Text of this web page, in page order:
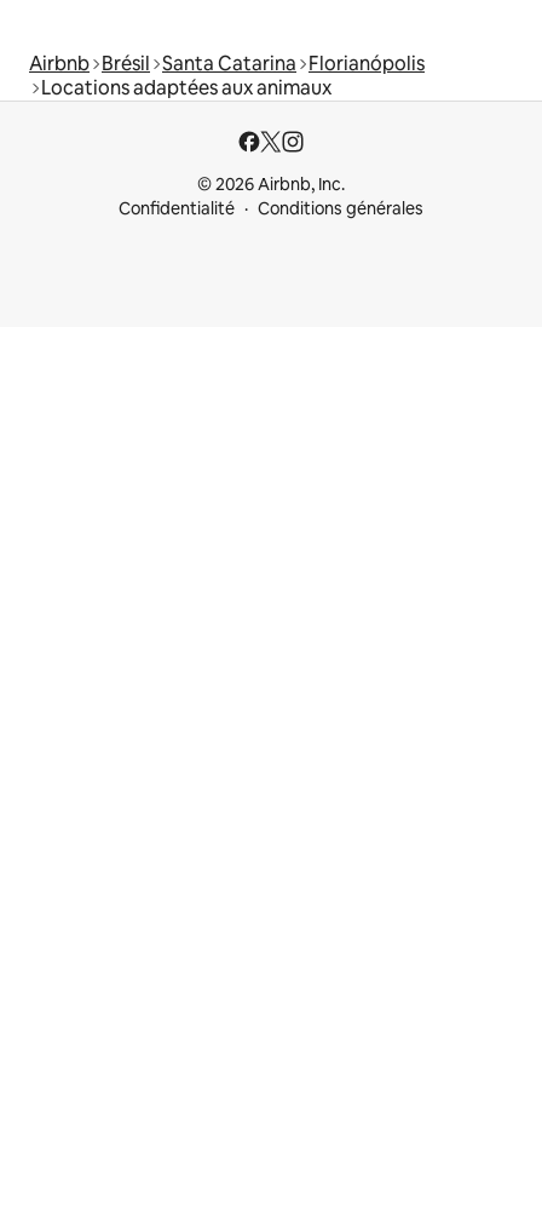
Airbnb Brésil Santa Catarina Florianópolis
Locations adaptées aux animaux
© 2026 Airbnb, Inc.
Confidentialité
Conditions générales